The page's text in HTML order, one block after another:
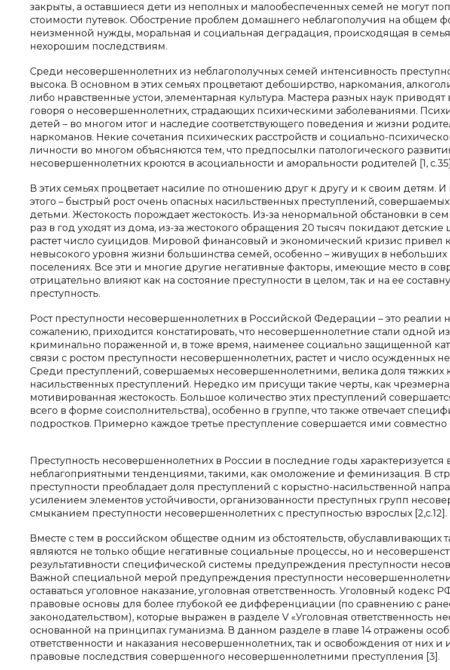
закрыты, а оставшиеся дети из неполных и малообеспеченных семей не могут
стоимости путевок. Обострение проблем домашнего неблагополучия на общем
неизменной нужды, моральная и социальная деградация, происходящая в
нехорошим последствиям.
Среди несовершеннолетних из неблагополучных семей интенсивность
высока. В основном в этих семьях процветают дебоширство, наркомания,
либо нравственные устои, элементарная культура. Мастера разных наук
говоря о несовершеннолетних, страдающих психическими заболеваниями.
детей – во многом итог и наследие соответствующего поведения и жизни
наркоманов. Некие сочетания психических расстройств и социально-
личности во многом объясняются тем, что предпосылки патологического
несовершеннолетних кроются в асоциальности и аморальности родителей [1,
В этих семьях процветает насилие по отношению друг к другу и к своим детям.
этого – быстрый рост очень опасных насильственных преступлений,
детьми. Жестокость порождает жестокость. Из-за ненормальной обстановки в
раз в год уходят из дома, из-за жестокого обращения 20 тысяч покидают
растет число суицидов. Мировой финансовый и экономический кризис привел
невысокого уровня жизни большинства семей, особенно – живущих в небольших
поселениях. Все эти и многие другие негативные факторы, имеющие место в
отрицательно влияют как на состояние преступности в целом, так и на ее
преступность.
Рост преступности несовершеннолетних в Российской Федерации – это реалии
сожалению, приходится констатировать, что несовершеннолетние стали одной
криминально пораженной и, в тоже время, наименее социально защищенной
связи с ростом преступности несовершеннолетних, растет и число осужденных
Среди преступлений, совершаемых несовершеннолетними, велика доля тяжких
насильственных преступлений. Нередко им присущи такие черты, как
мотивированная жестокость. Большое количество этих преступлений
всего в форме соисполнительства), особенно в группе, что также отвечает
подростков. Примерно каждое третье преступление совершается ими совместно
Преступность несовершеннолетних в России в последние годы характеризуется
неблагоприятными тенденциями, такими, как омоложение и феминизация. В
преступности преобладает доля преступлений с корыстно-насильственной
усилением элементов устойчивости, организованности преступных групп
смыканием преступности несовершеннолетних с преступностью взрослых [2,с.12].
Вместе с тем в российском обществе одним из обстоятельств, обуславливающих
являются не только общие негативные социальные процессы, но и
результативности специфической системы предупреждения преступности
Важной специальной мерой предупреждения преступности
оставаться уголовное наказание, уголовная ответственность. Уголовный кодекс
правовые основы для более глубокой ее дифференциации (по сравнению с
законодательством), которые выражен в разделе V «Уголовная ответственность
основанной на принципах гуманизма. В данном разделе в главе 14 отражены
ответственности и наказания несовершеннолетних, так и освобождения от них
правовые последствия совершенного несовершеннолетними преступления [3].